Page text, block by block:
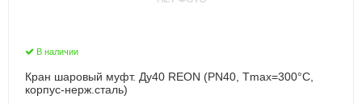
В наличии
Кран шаровый муфт. Ду40 REON (PN40, Тmax=300°С,
корпус-нерж.сталь)